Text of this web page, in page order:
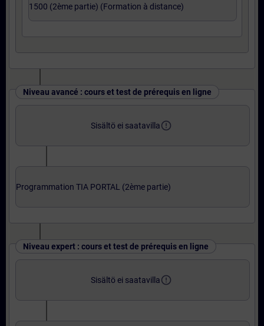
1500 (2ème partie) (Formation à distance)
Niveau avancé : cours et test de prérequis en ligne
Sisältö ei saatavillaerror_outline
Programmation TIA PORTAL (2ème partie)
Niveau expert : cours et test de prérequis en ligne
Sisältö ei saatavillaerror_outline